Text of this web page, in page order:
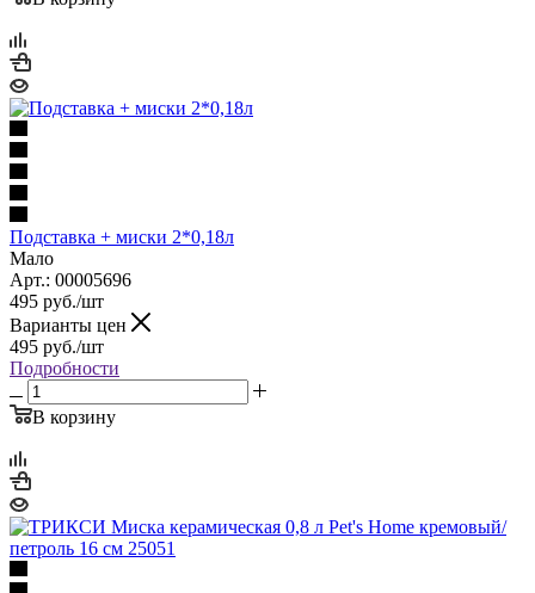
Подставка + миски 2*0,18л
Мало
Арт.: 00005696
495 руб./шт
Варианты цен
495 руб./шт
Подробности
В корзину